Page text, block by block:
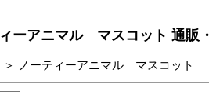
ーアニマル マスコット 通販
＞ ノーティーアニマル マスコット